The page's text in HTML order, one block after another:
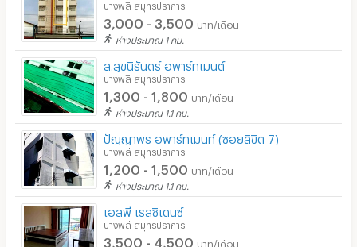
บางพลี สมุทรปราการ
3,000 - 3,500 บาท/เดือน
ห่างประมาณ 1 กม.
ส.สุขนิรันดร์​ อพาร์ทเมนต์
บางพลี สมุทรปราการ
1,300 - 1,800 บาท/เดือน
ห่างประมาณ 1.1 กม.
ปัญญาพร อพาร์ทเมนท์ (ซอยลิขิต 7)
บางพลี สมุทรปราการ
1,200 - 1,500 บาท/เดือน
ห่างประมาณ 1.1 กม.
เอสพี เรสซิเดนซ์
บางพลี สมุทรปราการ
3,500 - 4,500 บาท/เดือน